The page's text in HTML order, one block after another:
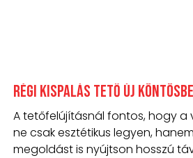
Régi kispalás tető új
cserepeslemezzel
A tetőfelújításnál fontos, hogy
ne csak esztétikus legyen,
megoldást is nyújtson hosszú